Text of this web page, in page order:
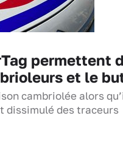
permettent
et le
cambriolée alors
dissimulé des traceurs